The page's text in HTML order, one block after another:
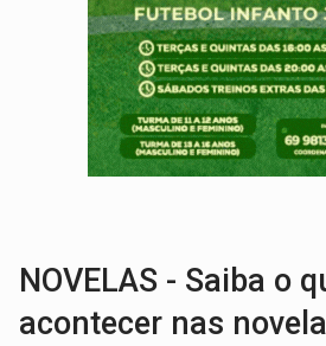
SOB SUSPEITA:Entrega de
ARTIGO:Reter até 50% no
DO HOSPITAL AO
EXPANSÃO:Grupo Nova Era
NOVELAS - Saiba o
acontecer nas